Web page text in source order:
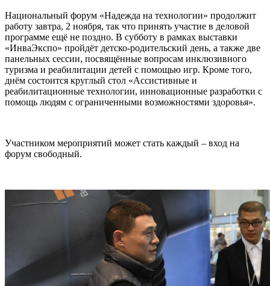
Национальный форум «Надежда на технологии» продолжит
работу завтра, 2 ноября, так что принять участие в деловой
программе ещё не поздно. В субботу в рамках выставки
«ИнваЭкспо» пройдёт детско-родительский день, а также две
панельных сессии, посвящённые вопросам инклюзивного
туризма и реабилитации детей с помощью игр. Кроме того,
днём состоится круглый стол «Ассистивные и
реабилитационные технологии, инновационные разработки с
помощь людям с ограниченными возможностями здоровья».
Участником мероприятий может стать каждый – вход на
форум свободный.